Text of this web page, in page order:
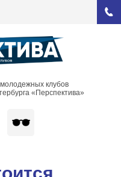
клубов
«Перспектива»